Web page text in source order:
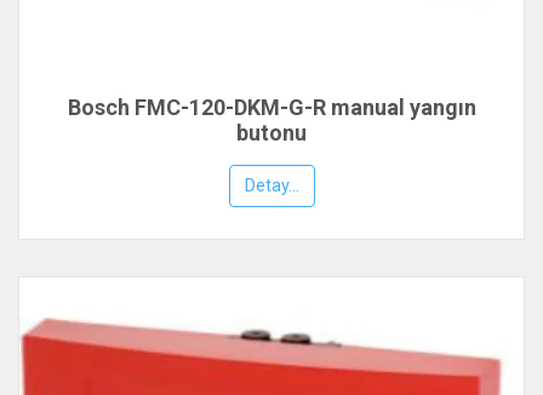
Bosch FMC-120-DKM-G-R manual yangın
butonu
Detay...